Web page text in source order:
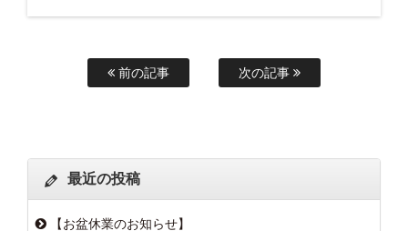
前の記事 次の記事
最近の投稿
【お盆休業のお知らせ】